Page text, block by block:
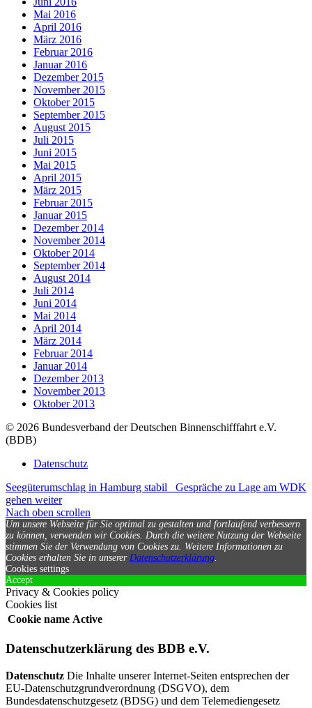
Mai 2016
April 2016
März 2016
Februar 2016
Januar 2016
Dezember 2015
November 2015
Oktober 2015
September 2015
August 2015
Juli 2015
Juni 2015
Mai 2015
April 2015
März 2015
Februar 2015
Januar 2015
Dezember 2014
November 2014
Oktober 2014
September 2014
August 2014
Juli 2014
Juni 2014
Mai 2014
April 2014
März 2014
Februar 2014
Januar 2014
Dezember 2013
November 2013
Oktober 2013
© 2026 Bundesverband der Deutschen Binnenschifffahrt e.V.
(BDB)
Datenschutz
Seegüterumschlag in Hamburg stabil
Gespräche zu Lage am WDK
gehen weiter
Nach oben scrollen
Um unsere Webseite für Sie optimal zu gestalten und fortlaufend verbessern
zu können, verwenden wir Cookies. Durch die weitere Nutzung der Webseite
stimmen Sie der Verwendung von Cookies zu. Weitere Informationen zu
Cookies erhalten Sie in unserer Datenschutzerklärung.
Cookies settings
Accept
Privacy & Cookies policy
Cookies list
Cookie name Active
Datenschutzerklärung des BDB e.V.
Datenschutz Die Inhalte unserer Internet-Seiten entsprechen der
EU-Datenschutzgrundverordnung (DSGVO), dem
Bundesdatenschutzgesetz (BDSG) und dem Telemediengesetz